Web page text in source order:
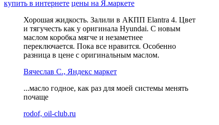
купить в интернете цены на Я.маркете
Хорошая жидкость. Залили в АКПП Elantra 4. Цвет
и тягучесть как у оригинала Hyundai. С новым
маслом коробка мягче и незаметнее
переключается. Пока все нравится. Особенно
разница в цене с оригинальным маслом.
Вячеслав С., Яндекс маркет
...масло годное, как раз для моей системы менять
почаще
rodof, oil-club.ru